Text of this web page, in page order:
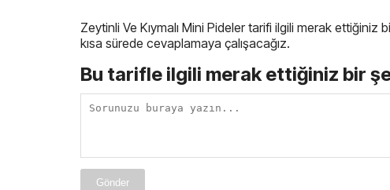
Zeytinli Ve Kıymalı Mini Pideler tarifi ilgili merak
kısa sürede cevaplamaya çalışacağız.
Bu tarifle ilgili merak ettiğiniz bir
Gönder